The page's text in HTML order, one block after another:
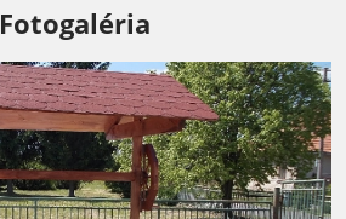
Fotogaléria